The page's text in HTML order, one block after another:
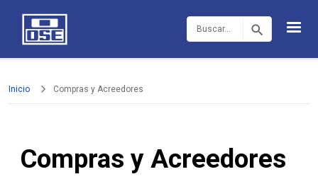
Buscar
Inicio Compras y Acreedores
Compras y Acreedores